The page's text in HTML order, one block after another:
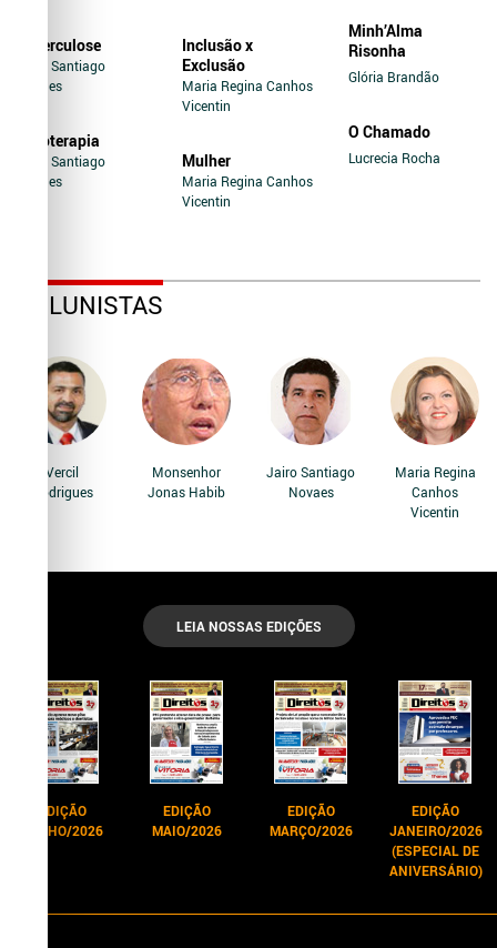
Tuberculose
Jairo Santiago
Novaes
Soroterapia
Jairo Santiago
Novaes
Inclusão x
Exclusão
Maria Regina Canhos
Vicentin
Mulher
Maria Regina Canhos
Vicentin
Minh’Alma
Risonha
Glória Brandão
O Chamado
Lucrecia Rocha
COLUNISTAS
Vercil
Rodrigues
Monsenhor
Jonas Habib
Jairo Santiago
Novaes
Maria Regina
Canhos
Vicentin
LEIA NOSSAS EDIÇÕES
EDIÇÃO
JUNHO/2026
EDIÇÃO
MAIO/2026
EDIÇÃO
MARÇO/2026
EDIÇÃO
JANEIRO/2026
(ESPECIAL DE
ANIVERSÁRIO)